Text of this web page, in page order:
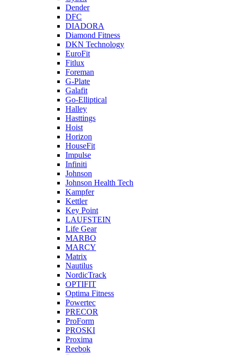
Dender
DFC
DIADORA
Diamond Fitness
DKN Technology
EuroFit
Fitlux
Foreman
G-Plate
Galafit
Go-Elliptical
Halley
Hasttings
Hoist
Horizon
HouseFit
Impulse
Infiniti
Johnson
Johnson Health Tech
Kampfer
Kettler
Key Point
LAUFSTEIN
Life Gear
MARBO
MARCY
Matrix
Nautilus
NordicTrack
OPTIFIT
Optima Fitness
Powertec
PRECOR
ProForm
PROSKI
Proxima
Reebok